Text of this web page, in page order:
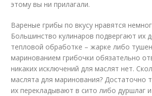
этому вы ни прилагали.
Вареные грибы по вкусу нравятся
Большинство кулинаров подвергают их
тепловой обработке – жарке либо
маринованием грибочки обязательно
никаких исключений для маслят нет.
маслята для маринования? Достаточно
их перекладывают в сито либо дуршлаг